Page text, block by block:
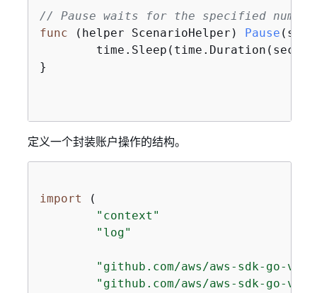
// Pause waits for the specified
func
(helper ScenarioHelper) Pause
}
定义一个封装账户操作的结构。
import (
"context"
"log"
"github.com/aws/aws-sdk-go-v2/
"github.com/aws/aws-sdk-go-